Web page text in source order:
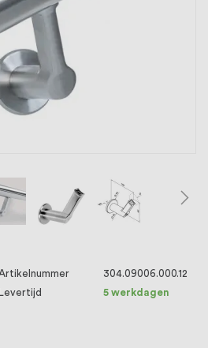
we geloven dat een
onze klanten het
304.09006.000.12
Levertijd
5 werkdagen